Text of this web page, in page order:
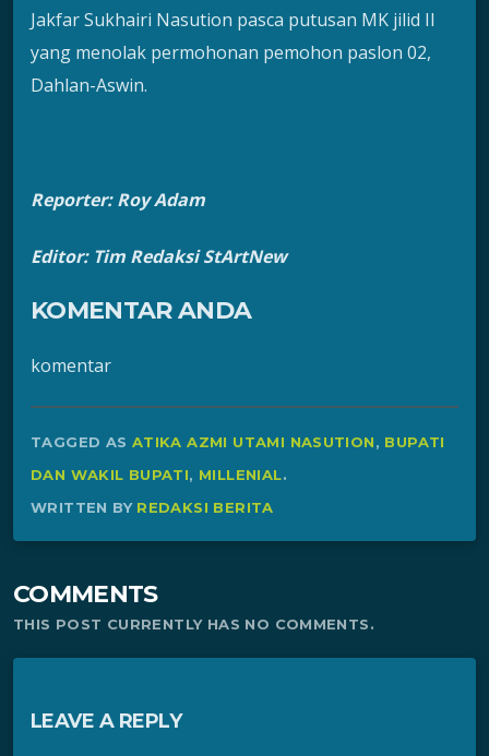
Jakfar Sukhairi Nasution pasca putusan MK jilid II
yang menolak permohonan pemohon paslon 02,
Dahlan-Aswin.
Reporter: Roy Adam
Editor: Tim Redaksi StArtNew
KOMENTAR ANDA
komentar
TAGGED AS ATIKA AZMI UTAMI NASUTION, BUPATI
DAN WAKIL BUPATI, MILLENIAL.
WRITTEN BY REDAKSI BERITA
COMMENTS
THIS POST CURRENTLY HAS NO COMMENTS.
LEAVE A REPLY